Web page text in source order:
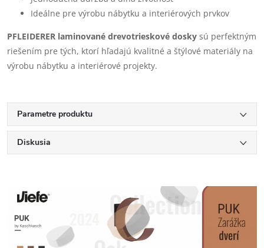
Ideálne pre výrobu nábytku a interiérových prvkov
PFLEIDERER laminované drevotrieskové dosky sú perfektným
riešením pre tých, ktorí hľadajú kvalitné a štýlové materiály na
výrobu nábytku a interiérové projekty.
Parametre produktu
Diskusia